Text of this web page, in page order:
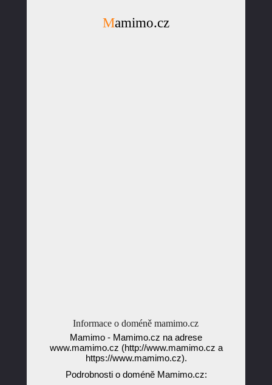
Mamimo.cz
Informace o doméně mamimo.cz
Mamimo - Mamimo.cz na adrese
www.mamimo.cz (http://www.mamimo.cz a
https://www.mamimo.cz).
Podrobnosti o doméně Mamimo.cz: